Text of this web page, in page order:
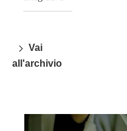
Vai
all'archivio